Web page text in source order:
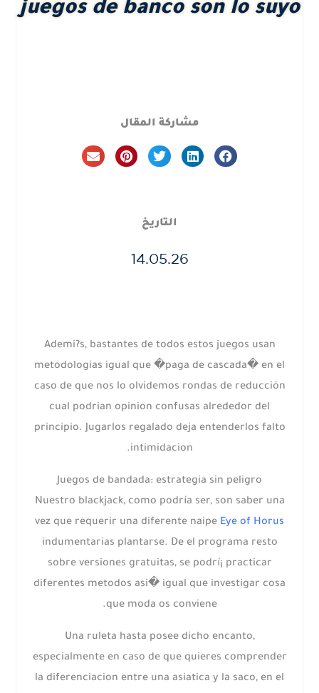
juegos de banco son lo suyo
مشاركة المقال
التاريخ
14.05.26
Ademi?s, bastantes de todos estos juegos usan
metodologias igual que �paga de cascada� en el
caso de que nos lo olvidemos rondas de reducción
cual podrian opinion confusas alrededor del
principio. Jugarlos regalado deja entenderlos falto
intimidacion.
Juegos de bandada: estrategia sin peligro
Nuestro blackjack, como podrí­a ser, son saber una
vez que requerir una diferente naipe Eye of Horus
indumentarias plantarse. De el programa resto
sobre versiones gratuitas, se podrí¡ practicar
diferentes metodos asi� igual que investigar cosa
que moda os conviene.
Una ruleta hasta posee dicho encanto,
especialmente en caso de que quieres comprender
la diferenciacion entre una asiatica y la saco, en el